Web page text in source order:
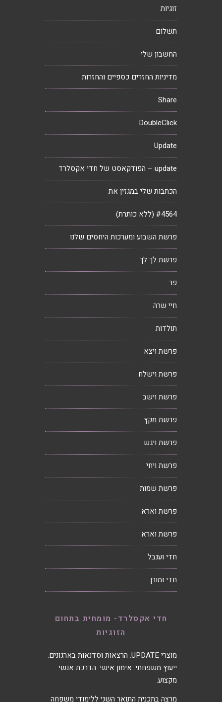
זוגיות
תשלום
החשבון שלי
מדיניות החזרים כספיים והחזרות
Share
DoubleClick
Update
update – הפודקאסט של חדי אקסלרד
הכתבות שלי במגזין את
#4564 (ללא כותרת)
פרשת השבוע ומערכות היחסים שלנו
פרשת לך לך
פר
חיי שרה
תולדות
פרשת ויצא
פרשת וישלח
פרשת וישב
פרשת מקץ
פרשת ויגש
פרשת ויחי
פרשת שמות
פרשת וארא
פרשת וארא
חדי וענבל
חדי ומורן
חדי אקסלרד- מומחית בתחום
הזוגיות
מוצרי UPDATE. הרצאות וסדנאות בארגונים.
ייעוץ משפחתי. אימון אישי. הדרכת אנשי
מקצוע.
מרצה בתכנית התואר השני ללימודי משפחה